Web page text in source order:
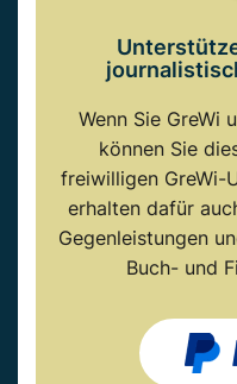
Wenn Sie GreWi
können Sie
freiwilligen GreWi-
erhalten dafür
Gegenleistungen
Buch- und